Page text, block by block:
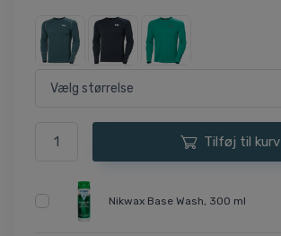
Tilføj til kurv
Nikwax Base Wash, 300 ml